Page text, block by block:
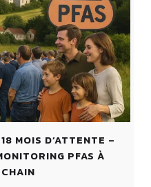
MOIS D’ATTENTE –
PFAS À